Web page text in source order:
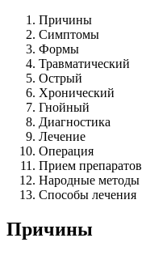
Причины
Симптомы
Формы
Травматический
Острый
Хронический
Гнойный
Диагностика
Лечение
Операция
Прием препаратов
Народные методы
Способы лечения
Причины